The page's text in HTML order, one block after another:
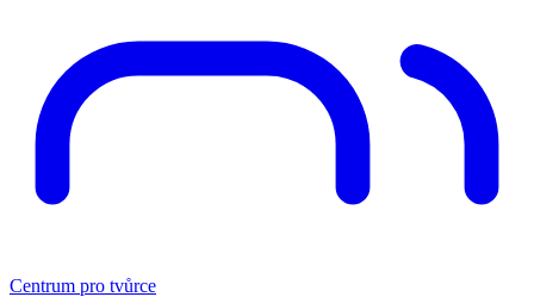
Centrum pro tvůrce